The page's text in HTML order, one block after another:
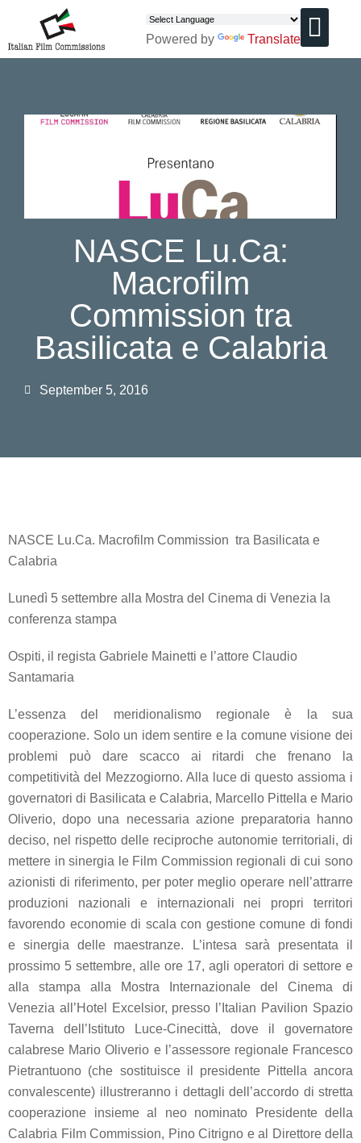
Powered by Translate
NASCE Lu.Ca:
Macrofilm
Commission tra
Basilicata e Calabria
September 5, 2016
NASCE Lu.Ca. Macrofilm Commission tra Basilicata e
Calabria
Lunedì 5 settembre alla Mostra del Cinema di Venezia la
conferenza stampa
Ospiti, il regista Gabriele Mainetti e l’attore Claudio
Santamaria
L’essenza del meridionalismo regionale è la sua
cooperazione. Solo un idem sentire e la comune visione dei
problemi può dare scacco ai ritardi che frenano la
competitività del Mezzogiorno. Alla luce di questo assioma i
governatori di Basilicata e Calabria, Marcello Pittella e Mario
Oliverio, dopo una necessaria azione preparatoria hanno
deciso, nel rispetto delle reciproche autonomie territoriali, di
mettere in sinergia le Film Commission regionali di cui sono
azionisti di riferimento, per poter meglio operare nell’attrarre
produzioni nazionali e internazionali nei propri territori
favorendo economie di scala con gestione comune di fondi
e sinergia delle maestranze. L’intesa sarà presentata il
prossimo 5 settembre, alle ore 17, agli operatori di settore e
alla stampa alla Mostra Internazionale del Cinema di
Venezia all’Hotel Excelsior, presso l’Italian Pavilion Spazio
Taverna dell’Istituto
Luce-Cinecittà, dove il governatore
calabrese Mario Oliverio e l’assessore regionale Francesco
Pietrantuono (che sostituisce il presidente Pittella ancora
convalescente) illustreranno i dettagli dell’accordo di stretta
cooperazione insieme al neo nominato Presidente della
Calabria Film Commission, Pino Citrigno e al Direttore della